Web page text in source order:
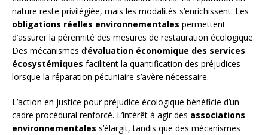
nature reste privilégiée, mais les modalités s’enrichissent. Les
obligations réelles environnementales permettent
d’assurer la pérennité des mesures de restauration écologique.
Des mécanismes d’évaluation économique des services
écosystémiques facilitent la quantification des préjudices
lorsque la réparation pécuniaire s’avère nécessaire.
L’action en justice pour préjudice écologique bénéficie d’un
cadre procédural renforcé. L’intérêt à agir des associations
environnementales s’élargit, tandis que des mécanismes